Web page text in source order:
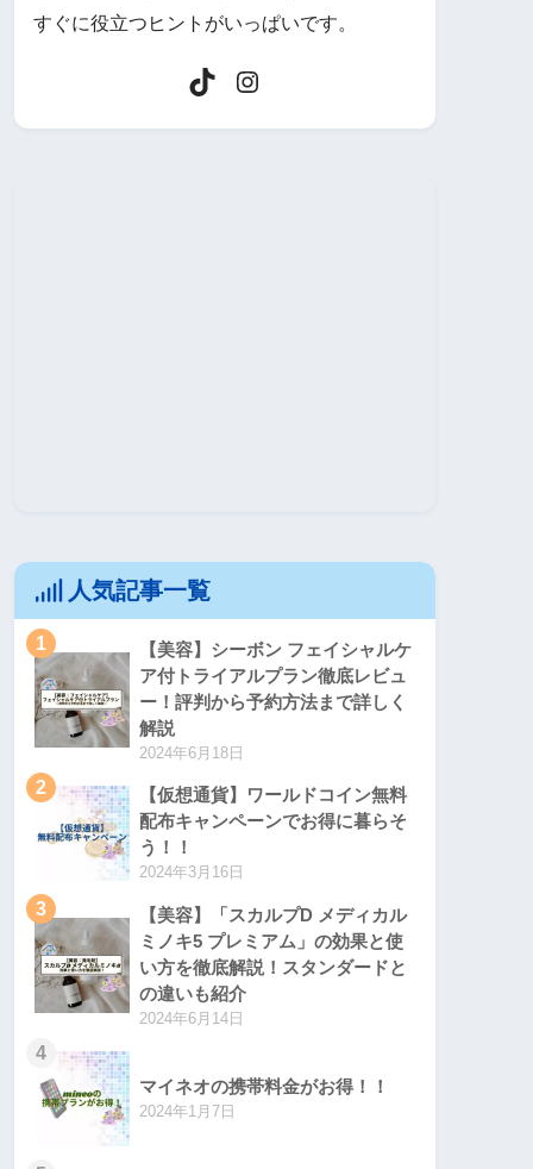
すぐに役立つヒントがいっぱいです。
人気記事一覧
1
【美容】シーボン フェイシャルケ
ア付トライアルプラン徹底レビュ
ー！評判から予約方法まで詳しく
解説
2024年6月18日
2
【仮想通貨】ワールドコイン無料
配布キャンペーンでお得に暮らそ
う！！
2024年3月16日
3
【美容】「スカルプD メディカル
ミノキ5 プレミアム」の効果と使
い方を徹底解説！スタンダードと
の違いも紹介
2024年6月14日
4
マイネオの携帯料金がお得！！
2024年1月7日